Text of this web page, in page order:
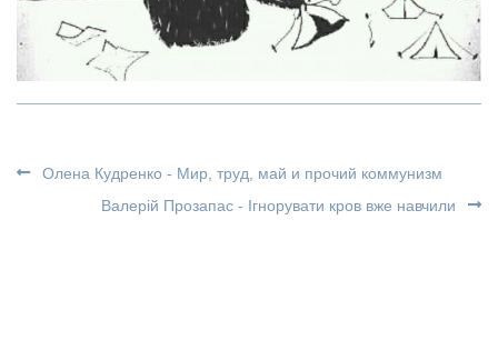
Олена Кудренко - Мир, труд, май и прочий коммунизм
Валерій Прозапас - Ігнорувати кров вже навчили